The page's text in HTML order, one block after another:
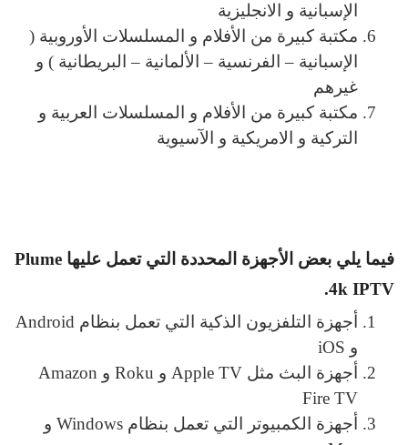
الإسبانية و الانجليزية
مكتبة كبيرة من الأفلام و المسلسلات الأوروبية (
الإسبانية – الفرنسية – الألمانية – البريطانية ) و
غيرهم
مكتبة كبيرة من الأفلام و المسلسلات العربية و
التركية و الامريكية و الآسيوية
فيما يلي بعض الأجهزة المحددة التي تعمل عليها Plume
4k IPTV.
أجهزة التلفزيون الذكية التي تعمل بنظام Android
و iOS
أجهزة البث مثل Apple TV و Roku و Amazon
Fire TV
أجهزة الكمبيوتر التي تعمل بنظام Windows و